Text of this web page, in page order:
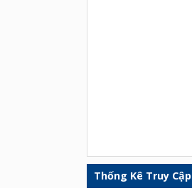
Thống Kê Truy Cập